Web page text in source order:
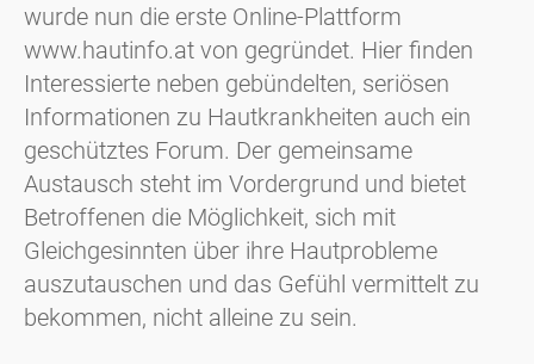
wurde nun die erste Online-Plattform
www.hautinfo.at von gegründet. Hier finden
Interessierte neben gebündelten, seriösen
Informationen zu Hautkrankheiten auch ein
geschütztes Forum. Der gemeinsame
Austausch steht im Vordergrund und bietet
Betroffenen die Möglichkeit, sich mit
Gleichgesinnten über ihre Hautprobleme
auszutauschen und das Gefühl vermittelt zu
bekommen, nicht alleine zu sein.